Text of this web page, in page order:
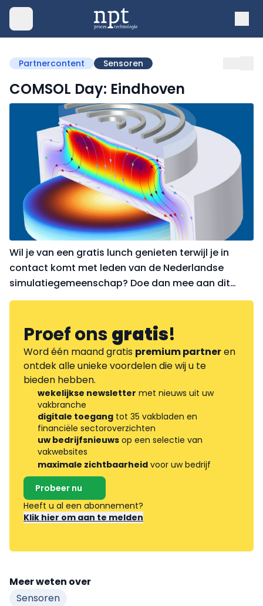
Partnercontent Sensoren
COMSOL Day: Eindhoven
Wil je van een gratis lunch genieten terwijl je in
contact komt met leden van de Nederlandse
simulatiegemeenschap? Doe dan mee aan dit
event op 1 juni in Eindhoven. Het programma
presentaties.
Proef onsgratis!
Word één maand gratis premium partneren
ontdek alle unieke voordelen die wij u te
bieden hebben.
wekelijkse newsletter met nieuws uit uw
vakbranche
digitale toegang tot 35 vakbladen en
financiële sectoroverzichten
uw bedrijfsnieuws op een selectie van
vakwebsites
maximale zichtbaarheid voor uw bedrijf
Probeer nu
Heeft u al een abonnement?
Klik hier om aan te melden
Meer weten over
Sensoren